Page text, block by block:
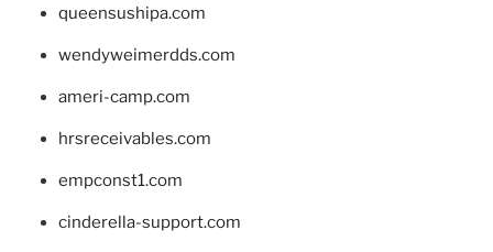
queensushipa.com
wendyweimerdds.com
ameri-camp.com
hrsreceivables.com
empconst1.com
cinderella-support.com